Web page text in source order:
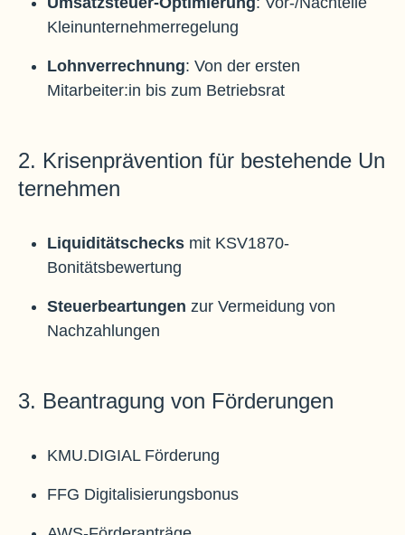
Kleinunternehmerregelung
Lohnverrechnung: Von der ersten
Mitarbeiter:in bis zum Betriebsrat
2. Krisenprävention für bestehende Un
ternehmen
Liquiditätschecks mit KSV1870-
Bonitätsbewertung
Steuerbeartungen zur Vermeidung von
Nachzahlungen
3. Beantragung von Förderungen
KMU.DIGIAL Förderung
FFG Digitalisierungsbonus